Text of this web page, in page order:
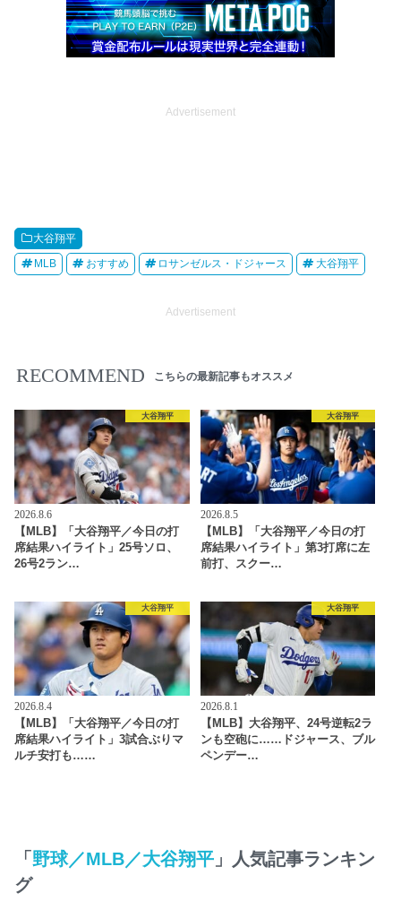
Advertisement
大谷翔平
MLB おすすめ ロサンゼルス・ドジャース 大谷翔平
Advertisement
RECOMMEND こちらの最新記事もオススメ
大谷翔平
2026.8.6
【MLB】「大谷翔平／今日の打
席結果ハイライト」25号ソロ、
26号2ラン…
大谷翔平
2026.8.5
【MLB】「大谷翔平／今日の打
席結果ハイライト」第3打席に左
前打、スクー…
大谷翔平
2026.8.4
【MLB】「大谷翔平／今日の打
席結果ハイライト」3試合ぶりマ
ルチ安打も……
大谷翔平
2026.8.1
【MLB】大谷翔平、24号逆転2ラ
ンも空砲に……ドジャース、ブル
ペンデー…
「 野球／MLB／大谷翔平 」人気記事ランキン
グ